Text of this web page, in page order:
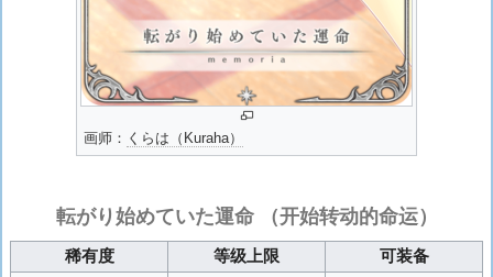
画师： くらは（Kuraha）
転がり始めていた運命（开始转动的命运）
稀有度 等级上限
可装备